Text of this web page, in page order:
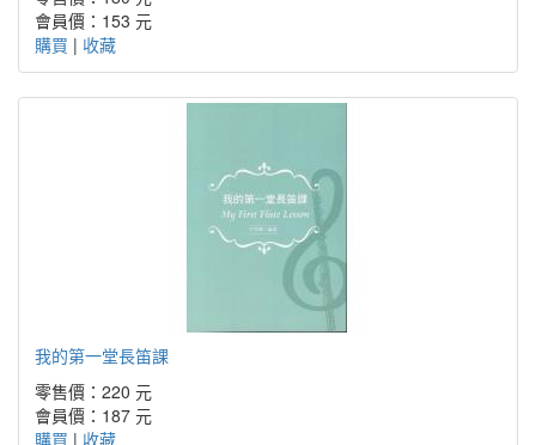
會員價：153 元
購買 | 收藏
我的第一堂長笛課
零售價：220 元
會員價：187 元
購買 | 收藏